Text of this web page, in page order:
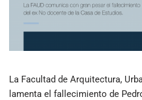
La Facultad de Arquitectura,
lamenta el fallecimiento de